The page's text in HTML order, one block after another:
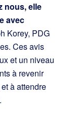
nous, elle
avec
Korey, PDG
Ces avis
et un niveau
à revenir
à attendre